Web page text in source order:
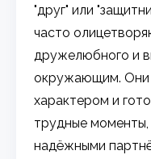
"друг" или
часто
дружелюбного и
окружающим. Они
характером и
трудные моменты,
надёжными